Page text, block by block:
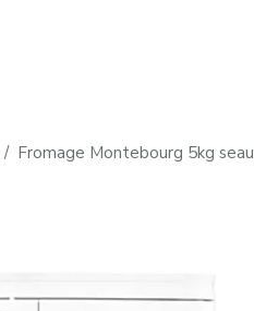
Fromage Montebourg 5kg seau